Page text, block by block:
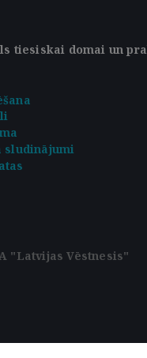
tiesiskai domai un
sludinājumi
"Latvijas Vēstnesis"